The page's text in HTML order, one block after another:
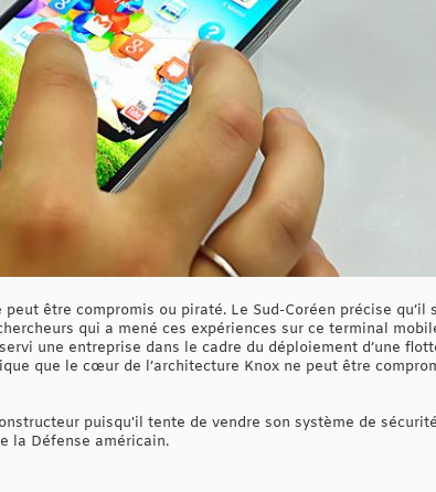
être compromis ou piraté. Le Sud-Coréen précise qu’il
qui a mené ces expériences sur ce terminal
une entreprise dans le cadre du déploiement d’une
que le cœur de l’architecture Knox ne peut être
puisqu'il tente de vendre son système de
la Défense américain.